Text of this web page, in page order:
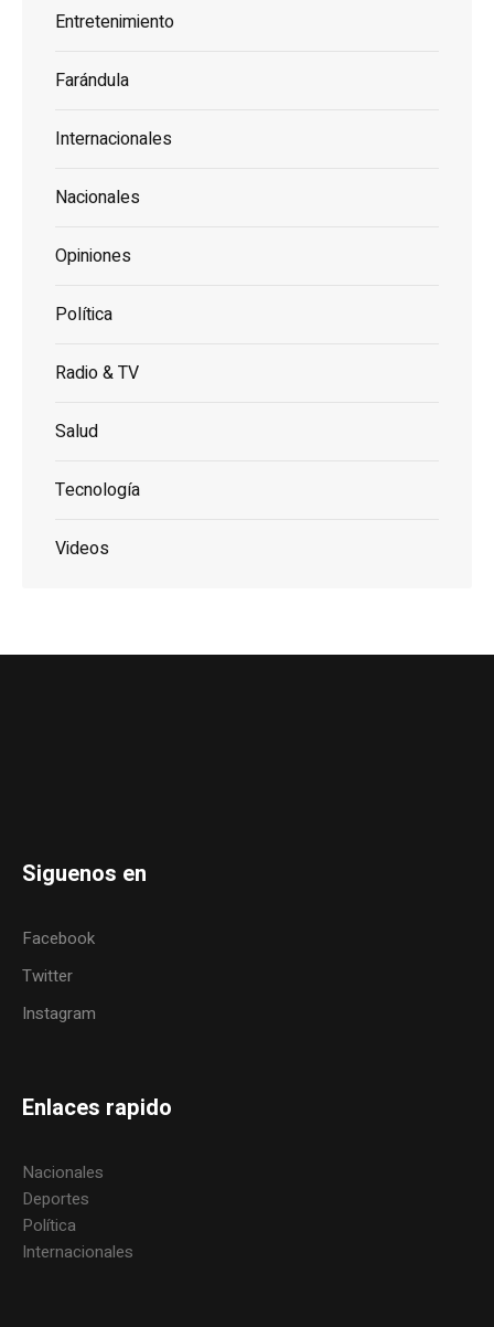
Entretenimiento
Farándula
Internacionales
Nacionales
Opiniones
Política
Radio & TV
Salud
Tecnología
Videos
Siguenos en
Facebook
Twitter
Instagram
Enlaces rapido
Nacionales
Deportes
Política
Internacionales